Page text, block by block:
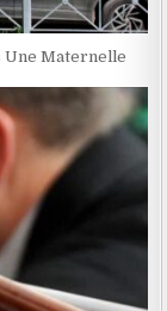
Une Maternelle